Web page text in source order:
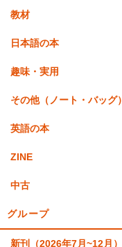
教材
日本語の本
趣味・実用
その他（ノート・バッグ）
英語の本
ZINE
中古
グループ
新刊（2026年7月~12月）